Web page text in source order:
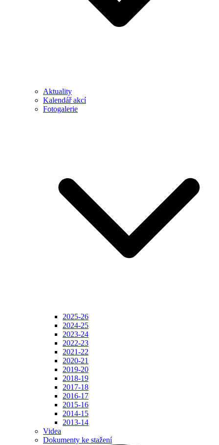
Aktuality
Kalendář akcí
Fotogalerie
2025-26
2024-25
2023-24
2022-23
2021-22
2020-21
2019-20
2018-19
2017-18
2016-17
2015-16
2014-15
2013-14
Videa
Dokumenty ke stažení